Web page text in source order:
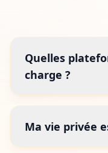
Quelles
charge ?
Ma vie privée